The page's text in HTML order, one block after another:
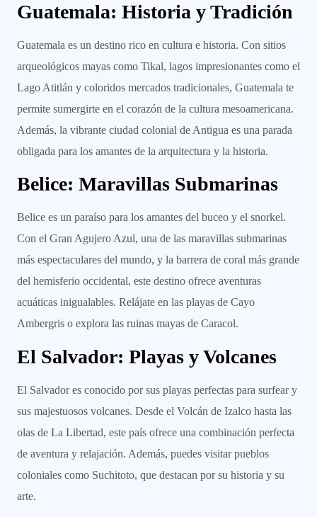
Guatemala: Historia y Tradición
Guatemala es un destino rico en cultura e historia. Con sitios
arqueológicos mayas como Tikal, lagos impresionantes como el
Lago Atitlán y coloridos mercados tradicionales, Guatemala te
permite sumergirte en el corazón de la cultura mesoamericana.
Además, la vibrante ciudad colonial de Antigua es una parada
obligada para los amantes de la arquitectura y la historia.
Belice: Maravillas Submarinas
Belice es un paraíso para los amantes del buceo y el snorkel.
Con el Gran Agujero Azul, una de las maravillas submarinas
más espectaculares del mundo, y la barrera de coral más grande
del hemisferio occidental, este destino ofrece aventuras
acuáticas inigualables. Relájate en las playas de Cayo
Ambergris o explora las ruinas mayas de Caracol.
El Salvador: Playas y Volcanes
El Salvador es conocido por sus playas perfectas para surfear y
sus majestuosos volcanes. Desde el Volcán de Izalco hasta las
olas de La Libertad, este país ofrece una combinación perfecta
de aventura y relajación. Además, puedes visitar pueblos
coloniales como Suchitoto, que destacan por su historia y su
arte.